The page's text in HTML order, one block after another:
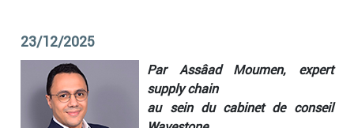
23/12/2025
Par Assâad Moumen, expert
supply chain
au sein du cabinet de conseil